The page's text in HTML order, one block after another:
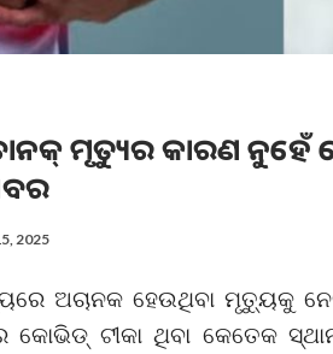
ମୃତ୍ୟୁର କାରଣ ନୁହେଁ
2025
ଅଚାନକ ହେଉଥିବା ମୃତ୍ୟୁକୁ
କୋଭିଡ୍ ଟୀକା ଥିବା କେତେକ